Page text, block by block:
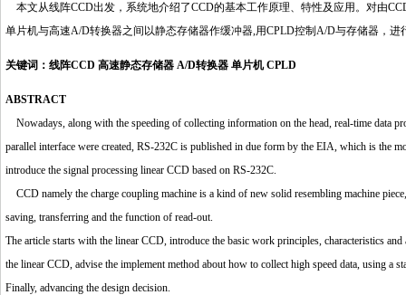
本文从线阵CCD出发，系统地介绍了CCD的基本工作原理、特性及应用。对由
单片机与高速A/D转换器之间以静态存储器作缓冲器,用CPLD控制A/D与存储器，进
关键词：线阵CCD 高速静态存储器 A/D转换器 单片机 CPLD
ABSTRACT
Nowadays, along with the speeding of collecting information on the head, real-time data
parallel interface were created, RS-232C is published in due form by the EIA, which is the
introduce the signal processing linear CCD based on RS-232C.
CCD namely the charge coupling machine is a kind of new solid resembling machine
saving, transferring and the function of read-out.
The article starts with the linear CCD, introduce the basic work principles, characteristics
the linear CCD, advise the implement method about how to collect high speed data, using a
Finally, advancing the design decision.